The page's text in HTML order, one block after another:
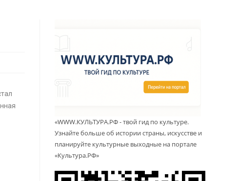
«WWW.КУЛЬТУРА.РФ - твой гид по культуре.
Узнайте больше об истории страны, искусстве и
планируйте культурные выходные на портале
«Культура.РФ»